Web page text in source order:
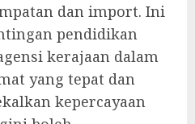
dan import. Ini
pendidikan
kerajaan dalam
yang tepat dan
kepercayaan